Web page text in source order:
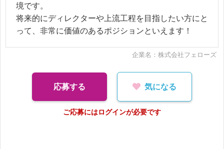
境です。
将来的にディレクターや上流工程を目指したい方にと
って、非常に価値のあるポジションといえます！
企業名：株式会社フェローズ
応募する 気になる
ご応募にはログインが必要です